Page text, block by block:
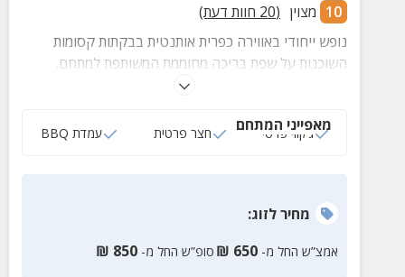
10 מצוין (
20 חוות דעת)
נופש ייחודי באווירה כפרית אותנטית בבקתות קסומות
השוכנות על שפת בריכה מחוממת המשותפת למתחם.
ייחודיות המקום היא שניתן לבצע טיפולי מים, פעילות מים
הליכה, טיולי שטח ועוד.
מאפייני המתחם
ג‘קוזי פרטי חצר פרטית עמדת BBQ
מחירלזוג:
אמצ”ש החל מ- 650
₪ סופ”ש החל מ- 850
₪